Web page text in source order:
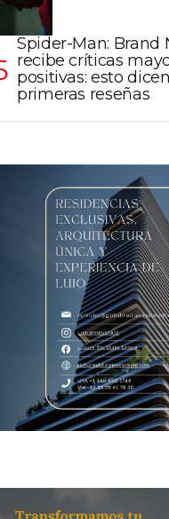
Spider-Man: Brand
recibe críticas
positivas: esto
primeras reseñas